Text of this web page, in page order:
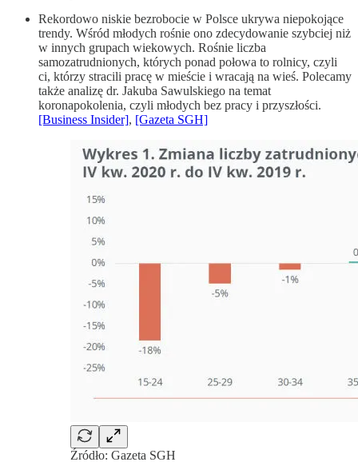
Rekordowo niskie bezrobocie w Polsce ukrywa niepokojące
trendy. Wśród młodych rośnie ono zdecydowanie szybciej niż
w innych grupach wiekowych. Rośnie liczba
samozatrudnionych, których ponad połowa to rolnicy, czyli
ci, którzy stracili pracę w mieście i wracają na wieś. Polecamy
także analizę dr. Jakuba Sawulskiego na temat
koronapokolenia, czyli młodych bez pracy i przyszłości.
[Business Insider], [Gazeta SGH]
Źródło: Gazeta SGH